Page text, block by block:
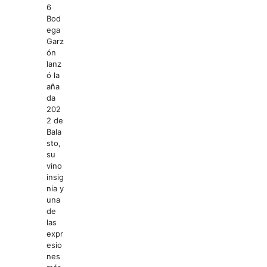
6
Bod
ega
Garz
ón
lanz
ó la
aña
da
202
2 de
Bala
sto,
su
vino
insig
nia y
una
de
las
expr
esio
nes